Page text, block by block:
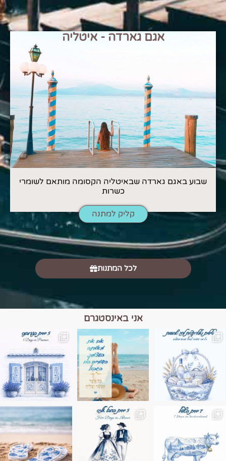
אגם גארדה - איטליה
שבוע באגם גארדה שבאיטליה הקסומה מותאם לשומרי
כשרות
קליק למתנה
לכל המתנות
אני באינסטגרם
הם הגבול 💙🩵
בחבל אלזס צרפת
בחופשה שבו הכל נהיה פשוט יותר. החול, הי